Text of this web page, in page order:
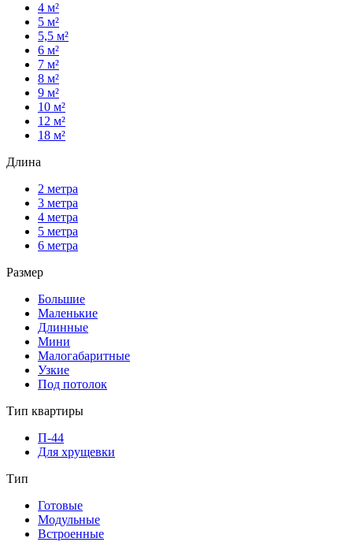
4 м²
5 м²
5,5 м²
6 м²
7 м²
8 м²
9 м²
10 м²
12 м²
18 м²
Длина
2 метра
3 метра
4 метра
5 метра
6 метра
Размер
Большие
Маленькие
Длинные
Мини
Малогабаритные
Узкие
Под потолок
Тип квартиры
П-44
Для хрущевки
Тип
Готовые
Модульные
Встроенные